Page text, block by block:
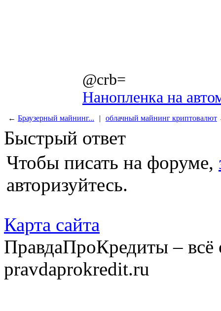
@crb=
Нанопленка на
← Браузерный майнинг... | облачный майнинг криптовалют
Быстрый ответ
Чтобы писать на форуме,
авторизуйтесь.
Карта сайта
ПравдаПроКредиты –
pravdaprokredit.ru